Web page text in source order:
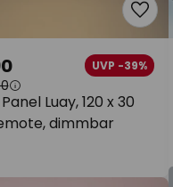
Luay, 120 x 30
dimmbar
UVP -39%